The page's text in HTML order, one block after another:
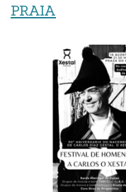
PRAIA